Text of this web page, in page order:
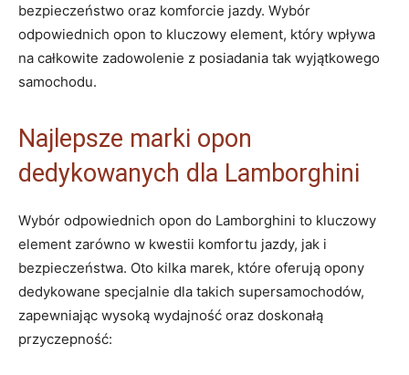
bezpieczeństwo oraz komforcie jazdy. Wybór
odpowiednich opon to kluczowy element, który wpływa
na całkowite zadowolenie z posiadania tak wyjątkowego
samochodu.
Najlepsze marki opon
dedykowanych dla Lamborghini
Wybór odpowiednich opon do Lamborghini to kluczowy
element zarówno w kwestii komfortu jazdy, jak i
bezpieczeństwa. Oto kilka marek, które oferują opony
dedykowane specjalnie dla takich supersamochodów,
zapewniając wysoką wydajność oraz doskonałą
przyczepność: